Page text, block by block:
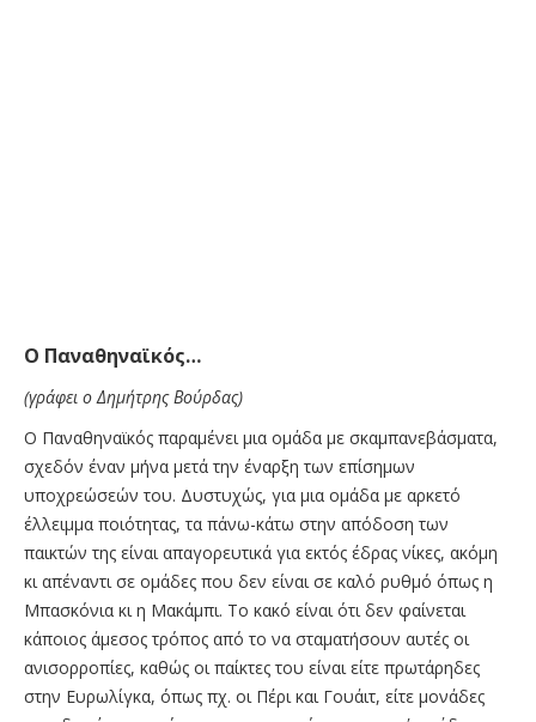
O Παναθηναϊκός…
(γράφει ο Δημήτρης Βούρδας)
Ο Παναθηναϊκός παραμένει μια ομάδα με σκαμπανεβάσματα,
σχεδόν έναν μήνα μετά την έναρξη των επίσημων
υποχρεώσεών του. Δυστυχώς, για μια ομάδα με αρκετό
έλλειμμα ποιότητας, τα πάνω-κάτω στην απόδοση των
παικτών της είναι απαγορευτικά για εκτός έδρας νίκες, ακόμη
κι απέναντι σε ομάδες που δεν είναι σε καλό ρυθμό όπως η
Μπασκόνια κι η Μακάμπι. Το κακό είναι ότι δεν φαίνεται
κάποιος άμεσος τρόπος από το να σταματήσουν αυτές οι
ανισορροπίες, καθώς οι παίκτες του είναι είτε πρωτάρηδες
στην Ευρωλίγκα, όπως πχ. οι Πέρι και Γουάιτ, είτε μονάδες